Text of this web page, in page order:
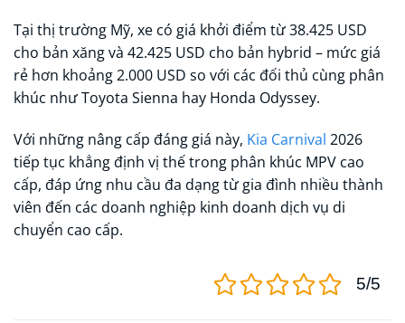
Tại thị trường Mỹ, xe có giá khởi điểm từ 38.425 USD
cho bản xăng và 42.425 USD cho bản hybrid – mức giá
rẻ hơn khoảng 2.000 USD so với các đối thủ cùng phân
khúc như Toyota Sienna hay Honda Odyssey.
Với những nâng cấp đáng giá này, Kia Carnival 2026
tiếp tục khẳng định vị thế trong phân khúc MPV cao
cấp, đáp ứng nhu cầu đa dạng từ gia đình nhiều thành
viên đến các doanh nghiệp kinh doanh dịch vụ di
chuyển cao cấp.
5/5